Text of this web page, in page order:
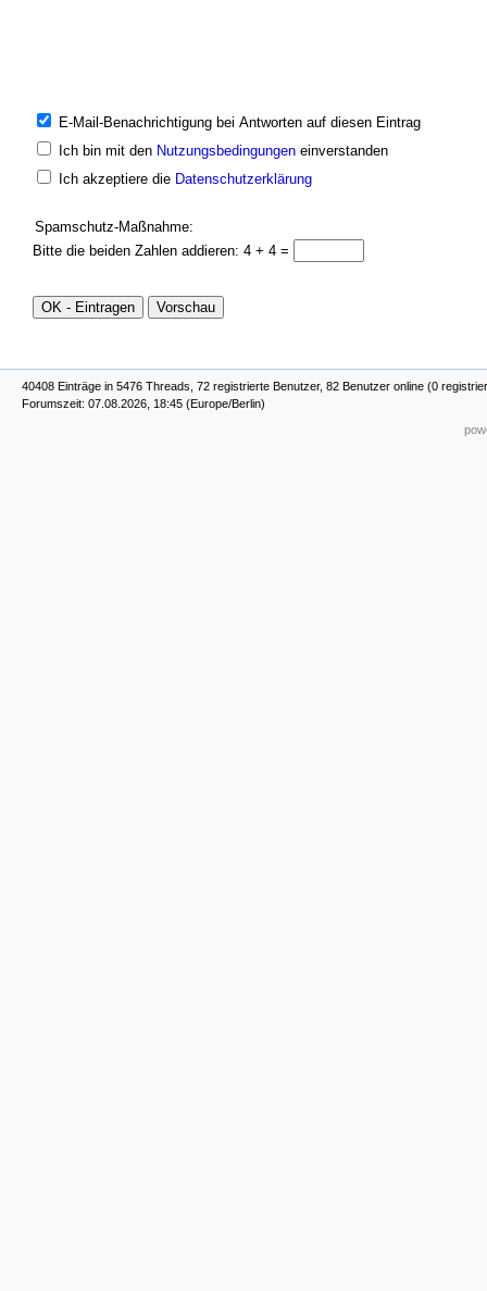
E-Mail-Benachrichtigung bei Antworten auf diesen Eintrag
Ich bin mit den Nutzungsbedingungeneinverstanden
Ich akzeptiere die Datenschutzerklärung
Spamschutz-Maßnahme:
Bitte die beiden Zahlen addieren: 4 + 4 =
40408 Einträge in 5476 Threads, 72 registrierte Benutzer, 82 Benutzer online (0
Forumszeit: 07.08.2026, 18:45 (Europe/Berlin)